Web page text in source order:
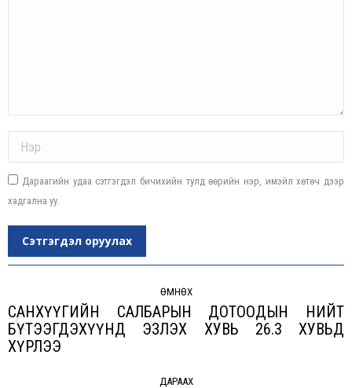
Дараагийн удаа сэтгэгдэл бичихийн тулд өөрийн нэр, имэйл хөтөч дээр
хадгална уу.
Сэтгэгдэл оруулах
ӨМНӨХ
Previous
САНХҮҮГИЙН САЛБАРЫН ДОТООДЫН НИЙТ
БҮТЭЭГДЭХҮҮНД ЭЗЛЭХ ХУВЬ 26.3 ХУВЬД
ХҮРЛЭЭ
ДАРААХ